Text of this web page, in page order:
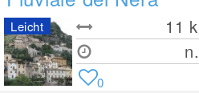
11
Leicht
0